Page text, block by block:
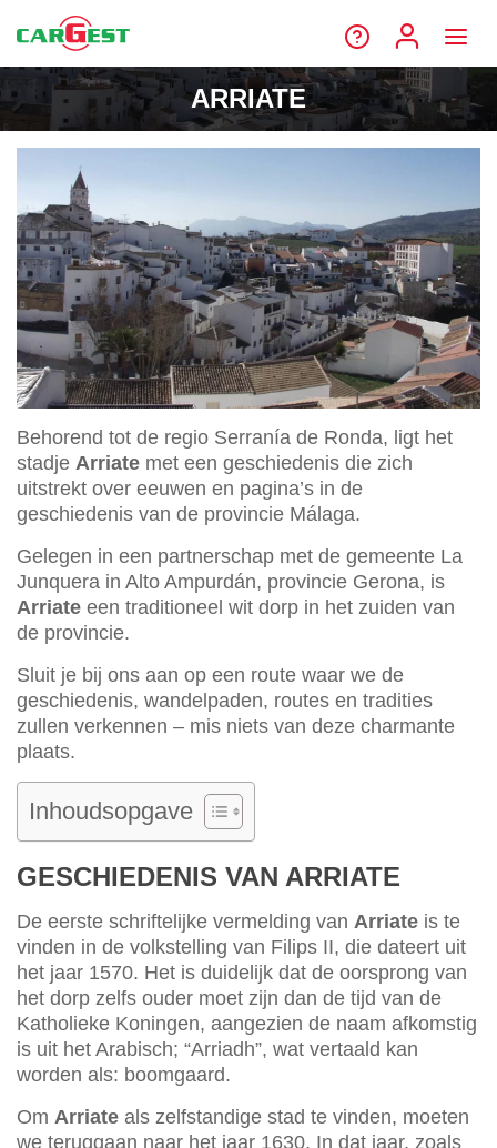
ARRIATE
Behorend tot de regio Serranía de Ronda, ligt het
stadje Arriate met een geschiedenis die zich
uitstrekt over eeuwen en pagina’s in de
geschiedenis van de provincie Málaga.
Gelegen in een partnerschap met de gemeente La
Junquera in Alto Ampurdán, provincie Gerona, is
Arriate een traditioneel wit dorp in het zuiden van
de provincie.
Sluit je bij ons aan op een route waar we de
geschiedenis, wandelpaden, routes en tradities
zullen verkennen – mis niets van deze charmante
plaats.
Inhoudsopgave
GESCHIEDENIS VAN ARRIATE
De eerste schriftelijke vermelding van Arriate is te
vinden in de volkstelling van Filips II, die dateert uit
het jaar 1570. Het is duidelijk dat de oorsprong van
het dorp zelfs ouder moet zijn dan de tijd van de
Katholieke Koningen, aangezien de naam afkomstig
is uit het Arabisch; “Arriadh”, wat vertaald kan
worden als: boomgaard.
Om Arriate als zelfstandige stad te vinden, moeten
we teruggaan naar het jaar 1630. In dat jaar, zoals